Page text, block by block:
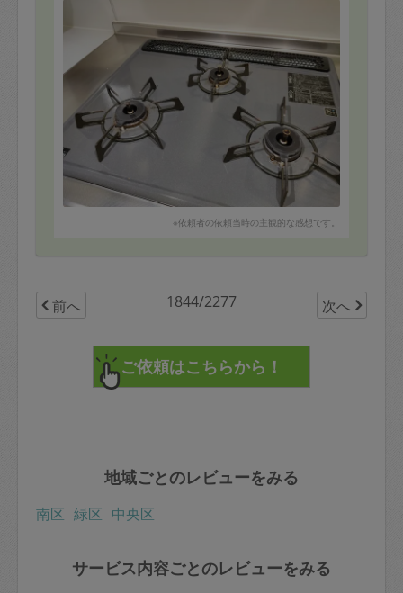
日本語は苦手ということでしたが、問題なくコミュニケ
ーションも取れたので良かったです。
また機会がありましたら、是非お願いしたいです！
------------
Thank you very much for cleaning the water areas
(kitchen, toilets, and baths) that had not been cleaned
for some time!
she cleaned very efficiently and used the extra time to
clean the appliances and the floors, making the whole
house sparkling clean.
Although you said your Japanese was not good, we
were able to communicate with you without any
problems, which was great.
I would definitely ask for your help again if I have the
※依頼者の依頼当時の主観的な感想です。
前へ 1844/2277 次へ
地域ごとのレビューをみる
南区 緑区 中央区
サービス内容ごとのレビューをみる